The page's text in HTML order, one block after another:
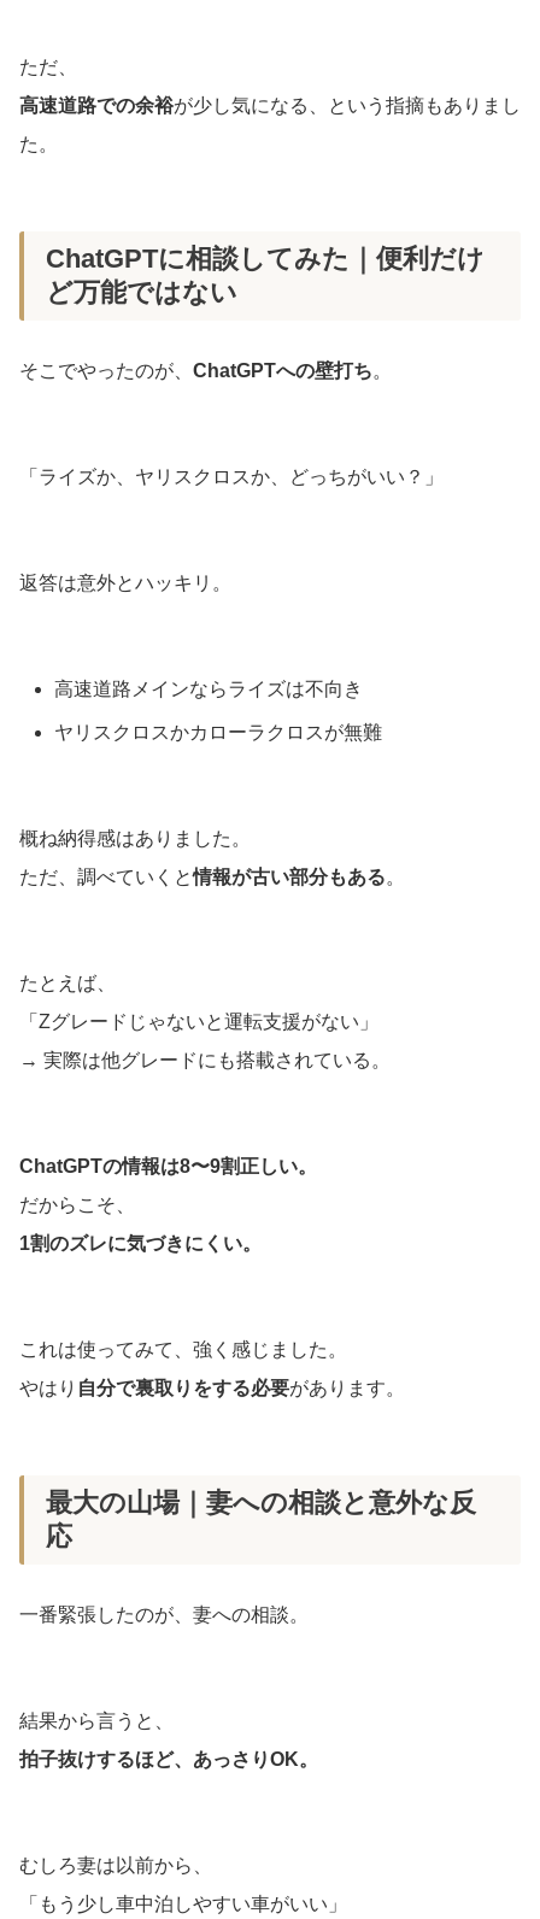
ただ、
高速道路での余裕が少し気になる、という指摘もありまし
た。
ChatGPTに相談してみた｜便利だけ
ど万能ではない
そこでやったのが、 ChatGPTへの壁打ち。
「ライズか、ヤリスクロスか、どっちがいい？」
返答は意外とハッキリ。
高速道路メインならライズは不向き
ヤリスクロスかカローラクロスが無難
概ね納得感はありました。
ただ、調べていくと情報が古い部分もある。
たとえば、
「Zグレードじゃないと運転支援がない」
→ 実際は他グレードにも搭載されている。
ChatGPTの情報は8〜9割正しい。
だからこそ、
1割のズレに気づきにくい。
これは使ってみて、強く感じました。
やはり 自分で裏取りをする必要があります。
最大の山場｜妻への相談と意外な反
応
一番緊張したのが、妻への相談。
結果から言うと、
拍子抜けするほど、あっさりOK。
むしろ妻は以前から、
「もう少し車中泊しやすい車がいい」